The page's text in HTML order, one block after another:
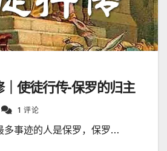
使徒行传-保罗的归主
1 评论
多事迹的人是保罗，保罗…